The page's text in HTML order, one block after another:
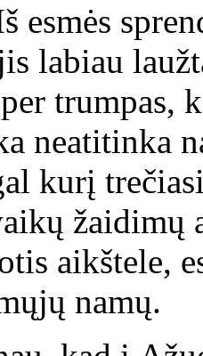
esmės
labiau
per
neatitinka
kurį
žaidimų
aikštele,
namų.